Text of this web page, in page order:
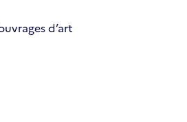
d’art